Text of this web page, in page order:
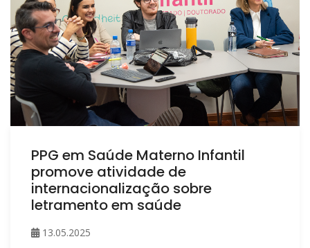
PPG em Saúde Materno Infantil
promove atividade de
internacionalização sobre
letramento em saúde
13.05.2025